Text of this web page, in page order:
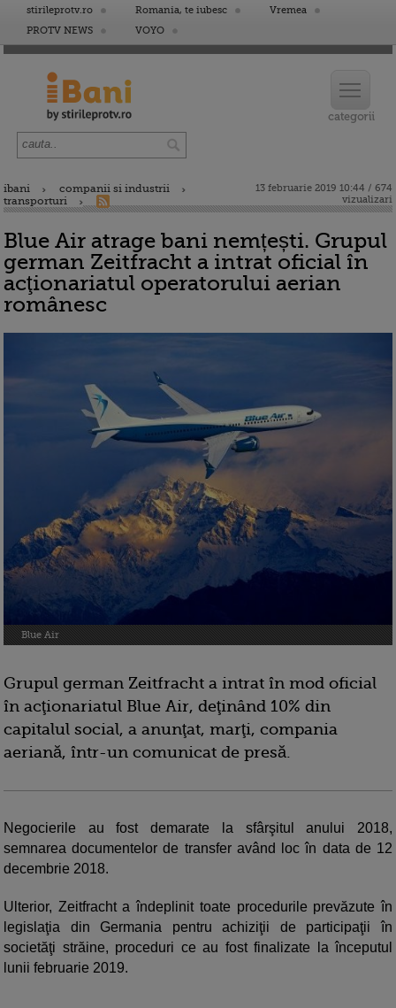
stirileprotv.ro Romania, te iubesc
Vremea
PROTV NEWS
VOYO
ibani
companii si industrii
transporturi
13 februarie 2019 10:44 / 674
vizualizari
Blue Air atrage bani nemțești. Grupul
german Zeitfracht a intrat oficial în
acţionariatul operatorului aerian
românesc
Blue Air
Grupul german Zeitfracht a intrat în mod oficial
în acţionariatul Blue Air, deţinând 10% din
capitalul social, a anunţat, marţi, compania
aeriană, într-un comunicat de presă.
Negocierile au fost demarate la sfârşitul anului 2018,
semnarea documentelor de transfer având loc în data de 12
decembrie 2018.
Ulterior, Zeitfracht a îndeplinit toate procedurile prevăzute în
legislaţia din Germania pentru achiziţii de participaţii în
societăţi străine, proceduri ce au fost finalizate la începutul
lunii februarie 2019.